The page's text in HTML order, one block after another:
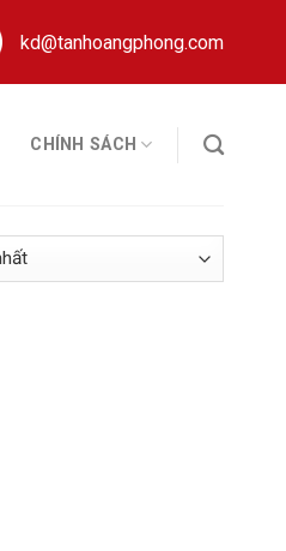
kd@tanhoangphong.com
CHÍNH SÁCH